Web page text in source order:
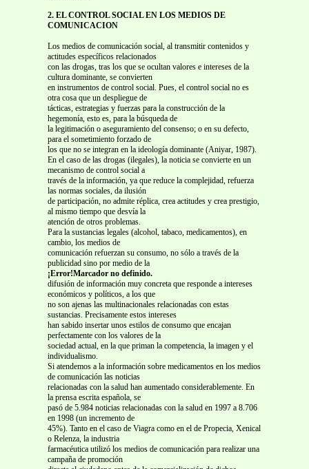
2. EL CONTROL SOCIAL EN LOS MEDIOS DE
COMUNICACION
Los medios de comunicación social, al transmitir contenidos y
actitudes específicos relacionados
con las drogas, tras los que se ocultan valores e intereses de la
cultura dominante, se convierten
en instrumentos de control social. Pues, el control social no es
otra cosa que un despliegue de
tácticas, estrategias y fuerzas para la construcción de la
hegemonía, esto es, para la búsqueda de
la legitimación o aseguramiento del consenso; o en su defecto,
para el sometimiento forzado de
los que no se integran en la ideología dominante (Aniyar, 1987).
En el caso de las drogas (ilegales), la noticia se convierte en un
mecanismo de control social a
través de la información, ya que reduce la complejidad, refuerza
las normas sociales, da ilusión
de participación, no admite réplica, crea actitudes y crea prestigio,
al mismo tiempo que desvía la
atención de otros problemas.
Para la sustancias legales (alcohol, tabaco, medicamentos), en
cambio, los medios de
comunicación refuerzan su consumo, no sólo a través de la
publicidad sino por medio de la
¡Error!Marcador no definido.
difusión de información muy concreta que responde a intereses
económicos y políticos, a los que
no son ajenas las multinacionales relacionadas con estas
sustancias. Precisamente estos intereses
han sabido insertar unos estilos de consumo que encajan
perfectamente con los valores de la
sociedad actual, en la que priman la competencia, la imagen y el
individualismo.
Si atendemos a la información sobre medicamentos en los medios
de comunicación las noticias
relacionadas con la salud han aumentado considerablemente. En
la prensa escrita española, se
pasó de 5.984 noticias relacionadas con la salud en 1997 a 8.706
en 1998 (un incremento de
45%). Tanto en el caso de Viagra como en el de Propecia, Xenical
o Relenza, la industria
farmacéutica utilizó los medios de comunicación para realizar una
campaña de promoción